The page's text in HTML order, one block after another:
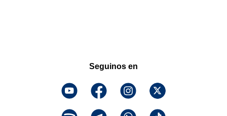
Seguinos en